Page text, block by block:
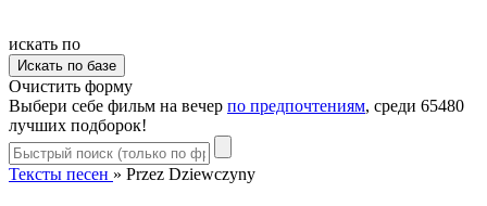
искать по
Очистить форму
Выбери себе фильм на вечер по предпочтениям, среди 65480
лучших подборок!
Тексты песен » Przez Dziewczyny